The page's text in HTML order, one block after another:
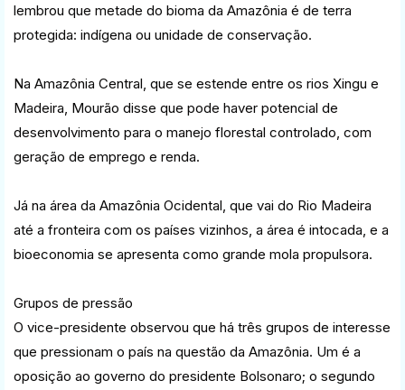
lembrou que metade do bioma da Amazônia é de terra
protegida: indígena ou unidade de conservação.
Na Amazônia Central, que se estende entre os rios Xingu e
Madeira, Mourão disse que pode haver potencial de
desenvolvimento para o manejo florestal controlado, com
geração de emprego e renda.
Já na área da Amazônia Ocidental, que vai do Rio Madeira
até a fronteira com os países vizinhos, a área é intocada, e a
bioeconomia se apresenta como grande mola propulsora.
Grupos de pressão
O vice-presidente observou que há três grupos de interesse
que pressionam o país na questão da Amazônia. Um é a
oposição ao governo do presidente Bolsonaro; o segundo